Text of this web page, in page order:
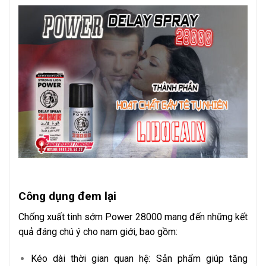
Công dụng đem lại
Chống xuất tinh sớm Power 28000 mang đến những kết
quả đáng chú ý cho nam giới, bao gồm:
Kéo dài thời gian quan hệ: Sản phẩm giúp tăng